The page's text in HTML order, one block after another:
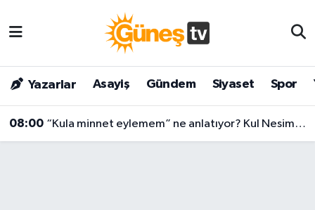
Yazarlar Asayiş Gündem Siyaset Spor
08:00 “Kula minnet eylemem” ne anlatıyor? Kul Nesimi’nin yüzyılları aşan mesajı
Bilim & Teknoloji
Dünya
Malatya Nöbetçi Eczaneler
Malatya Hava Durumu
Malatya Namaz Vakitleri